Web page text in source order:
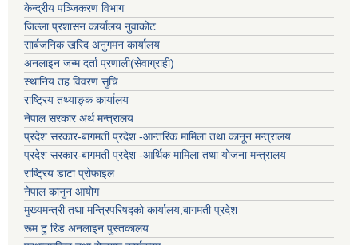
केन्द्रीय पञ्जिकरण विभाग
जिल्ला प्रशासन कार्यालय नुवाकोट
सार्बजनिक खरिद अनुगमन कार्यालय
अनलाइन जन्म दर्ता प्रणाली(सेवाग्राही)
स्थानिय तह विवरण सुचि
राष्ट्रिय तथ्याङ्क कार्यालय
नेपाल सरकार अर्थ मन्त्रालय
प्रदेश सरकार-बागमती प्रदेश -आन्तरिक मामिला तथा कानून मन्त्रालय
प्रदेश सरकार-बागमती प्रदेश -आर्थिक मामिला तथा योजना मन्त्रालय
राष्ट्रिय डाटा प्रोफाइल
नेपाल कानुन आयोग
मुख्यमन्त्री तथा मन्त्रिपरिषद्को कार्यालय,बागमती प्रदेश
रूम टु रिड अनलाइन पुस्तकालय